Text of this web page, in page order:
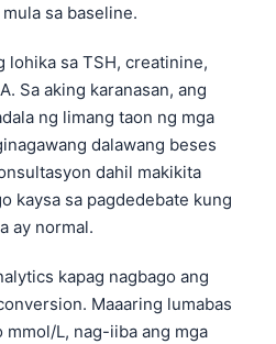
sa baseline.
lohika sa TSH, creatinine,
Sa aking karanasan, ang
ng limang taon ng mga
dalawang beses
dahil makikita
kaysa sa pagdedebate kung
ay normal.
kapag nagbago ang
Maaaring lumabas
mmol/L, nag-iiba ang mga